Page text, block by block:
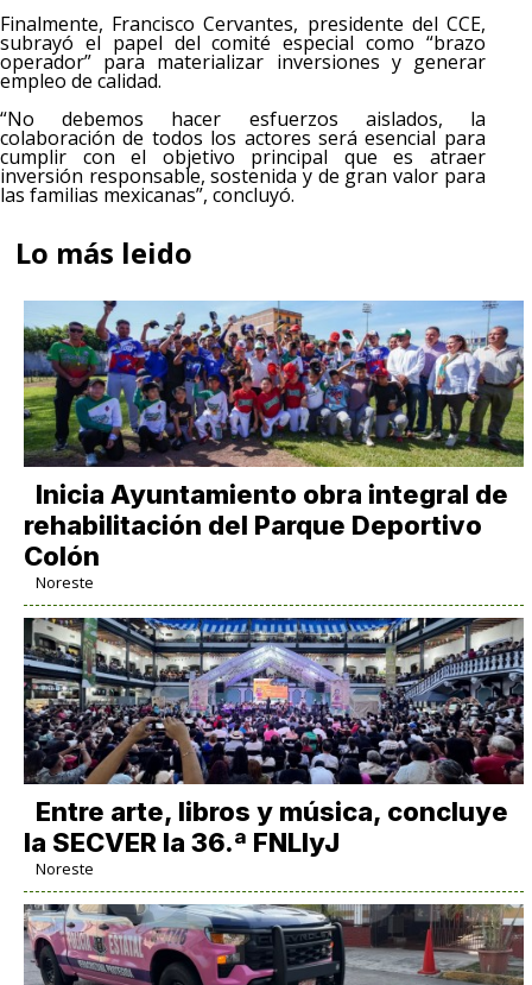
Finalmente, Francisco Cervantes, presidente del CCE,
subrayó el papel del comité especial como “brazo
operador” para materializar inversiones y generar
empleo de calidad.
“No debemos hacer esfuerzos aislados, la
colaboración de todos los actores será esencial para
cumplir con el objetivo principal que es atraer
inversión responsable, sostenida y de gran valor para
las familias mexicanas”, concluyó.
Lo más leido
Inicia Ayuntamiento obra integral de
rehabilitación del Parque Deportivo
Colón
Noreste
Entre arte, libros y música, concluye
la SECVER la 36.ª FNLIyJ
Noreste